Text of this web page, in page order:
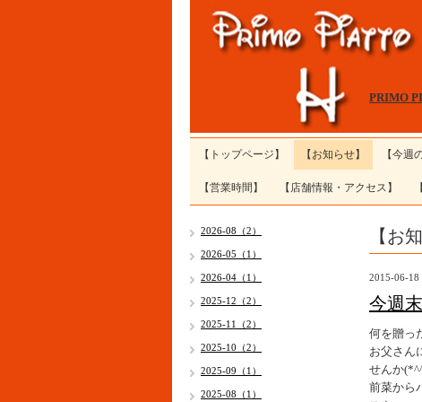
PRIMO
【トップページ】 【お知らせ】 【今週
【営業時間】 【店舗情報・アクセス】
【お
2015-06-18
今週
何を贈っ
お父さん
せんか
前菜から
2026-08（2）
2026-05（1）
2026-04（1）
2025-12（2）
2025-11（2）
2025-10（2）
2025-09（1）
2025-08（1）